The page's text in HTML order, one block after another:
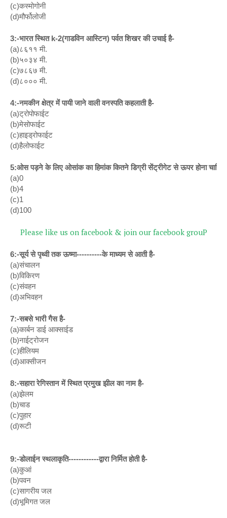
(c)कस्मोगोनी
(d)मौर्फोलोजी
3:-भारत स्थित k-2(गाडविन आस्टिन) पर्वत शिखर की उचाई है-
(a)८६११ मी.
(b)५०३४ मी.
(c)७८६७ मी.
(d)८००० मी.
4:-नमकीन क्षेत्र में पायी जाने वाली वनस्पति कहलाती है-
(a)ट्रोपोफाईट
(b)मेसोफाईट
(c)हाइड्रोफाईट
(d)हैलोफाईट
5:ओस पड़ने के लिए ओसांक का हिमांक कितने डिग्री सेंट्रीगेट से ऊपर होना चाहिए
(a)0
(b)4
(c)1
(d)100
Please like us on facebook & join our facebook grouP
6:-सूर्य से पृथ्वी तक ऊष्मा----------के माध्यम से आती है-
(a)संचालन
(b)विकिरण
(c)संवहन
(d)अभिवहन
7:-सबसे भारी गैस है-
(a)कार्बन डाई आक्साईड
(b)नाईट्रोजन
(c)हीलियम
(d)आक्सीजन
8:-सहारा रेगिस्तान में स्थित प्रमुख झील का नाम है-
(a)झेलम
(b)चाड
(c)पुहार
(d)रूटी
9:-डोलाईन स्थलाकृति------------द्वारा निर्मित होती है-
(a)कुआं
(b)पवन
(c)सागरीय जल
(d)भूमिगत जल